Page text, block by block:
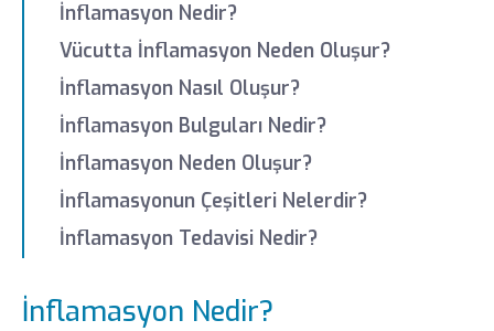
İnflamasyon Nedir?
Vücutta İnflamasyon Neden Oluşur?
İnflamasyon Nasıl Oluşur?
İnflamasyon Bulguları Nedir?
İnflamasyon Neden Oluşur?
İnflamasyonun Çeşitleri Nelerdir?
İnflamasyon Tedavisi Nedir?
İnflamasyon Nedir?